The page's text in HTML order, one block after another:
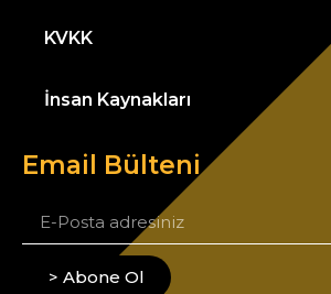
KVKK
İnsan Kaynakları
Email Bülteni
> Abone Ol